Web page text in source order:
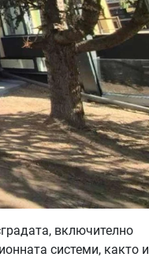
включително
системи, както и